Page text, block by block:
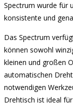
Spectrum wurde für
konsistente und
Das Spectrum
können sowohl
kleinen und großen
automatischen
notwendigen
Drehtisch ist ideal